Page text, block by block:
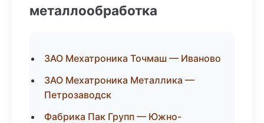
металлообработка
ЗАО Мехатроника Точмаш — Иваново
ЗАО Мехатроника Металлика —
Петрозаводск
Фабрика Пак Групп — Южно-